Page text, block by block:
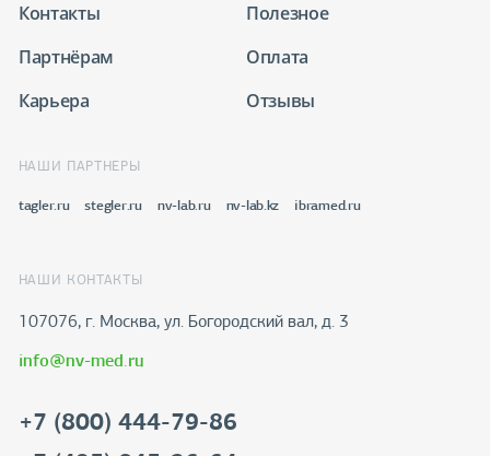
Контакты
Полезное
Партнёрам
Оплата
Карьера
Отзывы
НАШИ ПАРТНЕРЫ
tagler.ru stegler.ru nv-lab.ru nv-lab.kz ibramed.ru
НАШИ КОНТАКТЫ
107076, г. Москва, ул. Богородский вал, д. 3
info@nv-med.ru
+7 (800) 444-79-86